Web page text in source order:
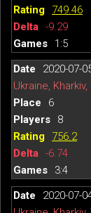
749.46
-9.29
1:5
2020-07-
Ukraine,
6
8
756.2
-6.74
3:4
2020-07-